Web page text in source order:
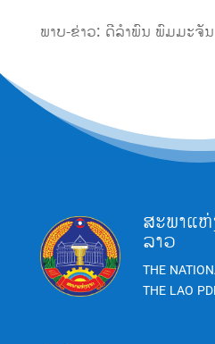
ພາບ-ຂ່າວ: ດີລໍາພົນ ພົມມະຈັນ
ສະພາແ
ລາວ
THE
THE LAO